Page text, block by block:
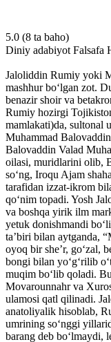
5.0 (8 ta baho)
Diniy adabiyot Falsafa
Jaloliddin Rumiy yoki
mashhur boʻlgan zot.
benazir shoir va
Rumiy hozirgi
mamlakati)da, sultonal
Muhammad
Balovaddin Valad
oilasi, muridlarini olib,
soʻng, Iroqu Ajam
tarafidan izzat-ikrom
qoʻnim topadi. Yosh
va boshqa yirik ilm
yetuk donishmandi
taʼbiri bilan aytganda,
oyoq bir sheʼr, goʻzal,
bongi bilan yoʻgʻrilib
muqim boʻlib qoladi.
Movarounnahr va
ulamosi qatl qilinadi.
anatoliyalik hisoblab,
umrining soʻnggi
barang deb boʻlmaydi,